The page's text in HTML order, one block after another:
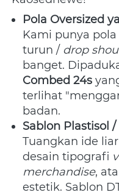
Pola Oversized
Kami punya
turun / drop
banget.
Combed 24s
terlihat
badan.
Sablon Plastisol /
Tuangkan ide
desain tipografi
merchandise,
estetik. Sablon